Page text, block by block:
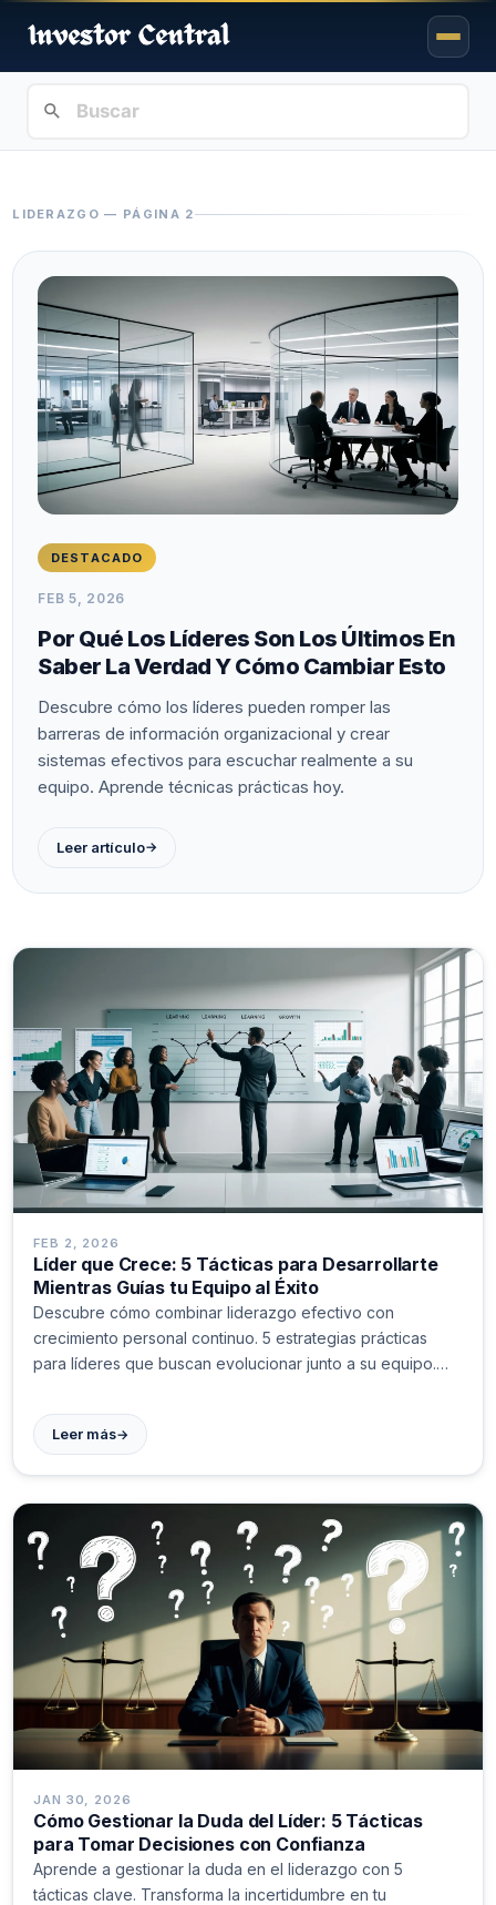
LIDERAZGO — PÁGINA 2
DESTACADO
FEB 5, 2026
Por Qué Los Líderes Son Los Últimos En
Saber La Verdad Y Cómo Cambiar Esto
Descubre cómo los líderes pueden romper las
barreras de información organizacional y crear
sistemas efectivos para escuchar realmente a su
equipo. Aprende técnicas prácticas hoy.
Leer artículo→
FEB 2, 2026
Líder que Crece: 5 Tácticas para Desarrollarte
Mientras Guías tu Equipo al Éxito
Descubre cómo combinar liderazgo efectivo con
crecimiento personal continuo. 5 estrategias prácticas
para líderes que buscan evolucionar junto a su equipo.
Leer más→
JAN 30, 2026
Cómo Gestionar la Duda del Líder: 5 Tácticas
para Tomar Decisiones con Confianza
Aprende a gestionar la duda en el liderazgo con 5
tácticas clave. Transforma la incertidumbre en tu